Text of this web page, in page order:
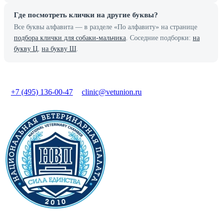
Где посмотреть клички на другие буквы?
Все буквы алфавита — в разделе «По алфавиту» на странице
подбора клички для собаки-мальчика . Соседние подборки: на
букву Ц на букву Ш
+7 (495) 136-00-47 clinic@vetunion.ru